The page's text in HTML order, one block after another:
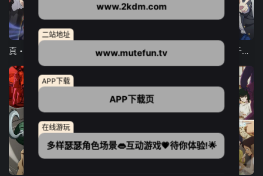
12集全
东京猫猫 NEW～♡ 弹珠汽水瓶里的千岁同学
www.2kdm.com
二站地址
www.mutefun.tv
APP下载
APP下载页
在线游玩
多样瑟瑟角色场景👄互动游戏💗待你体验!🌟